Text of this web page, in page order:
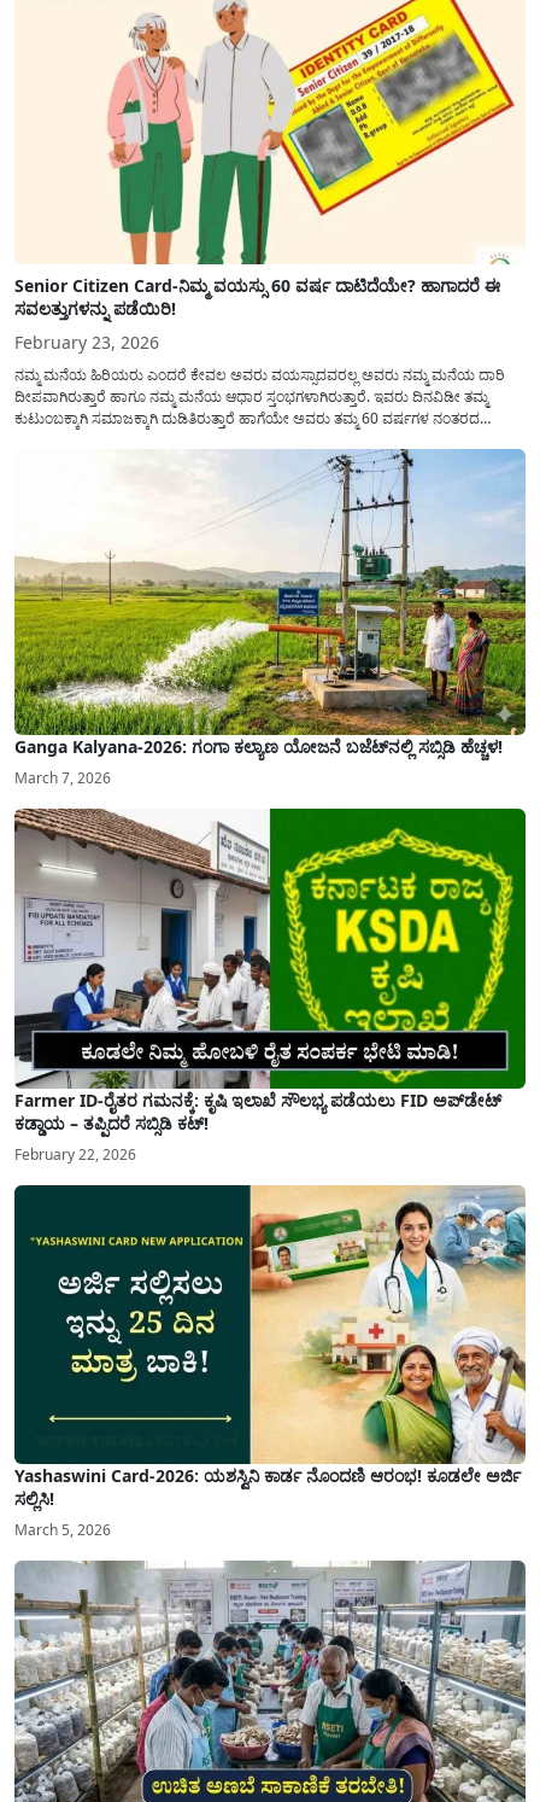
Senior Citizen Card-ನಿಮ್ಮ ವಯಸ್ಸು 60 ವರ್ಷ ದಾಟಿದೆಯೇ? ಹಾಗಾದರೆ ಈ
ಸವಲತ್ತುಗಳನ್ನು ಪಡೆಯಿರಿ!
February 23, 2026
ನಮ್ಮ ಮನೆಯ ಹಿರಿಯರು ಎಂದರೆ ಕೇವಲ ಅವರು ವಯಸ್ಸಾದವರಲ್ಲ ಅವರು ನಮ್ಮ ಮನೆಯ ದಾರಿ
ದೀಪವಾಗಿರುತ್ತಾರೆ ಹಾಗೂ ನಮ್ಮ ಮನೆಯ ಆಧಾರ ಸ್ತಂಭಗಳಾಗಿರುತ್ತಾರೆ. ಇವರು ದಿನವಿಡೀ ತಮ್ಮ
ಕುಟುಂಬಕ್ಕಾಗಿ ಸಮಾಜಕ್ಕಾಗಿ ದುಡಿತಿರುತ್ತಾರೆ ಹಾಗೆಯೇ ಅವರು ತಮ್ಮ 60 ವರ್ಷಗಳ ನಂತರದ
Ganga Kalyana-2026: ಗಂಗಾ ಕಲ್ಯಾಣ ಯೋಜನೆ ಬಜೆಟ್‌ನಲ್ಲಿ ಸಬ್ಸಿಡಿ ಹೆಚ್ಚಳ!
March 7, 2026
Farmer ID-ರೈತರ ಗಮನಕ್ಕೆ: ಕೃಷಿ ಇಲಾಖೆ ಸೌಲಭ್ಯ ಪಡೆಯಲು FID ಅಪ್‌ಡೇಟ್
ಕಡ್ಡಾಯ – ತಪ್ಪಿದರೆ ಸಬ್ಸಿಡಿ ಕಟ್!
February 22, 2026
Yashaswini Card-2026: ಯಶಸ್ವಿನಿ ಕಾರ್ಡ ನೊಂದಣಿ ಆರಂಭ! ಕೂಡಲೇ ಅರ್ಜಿ
ಸಲ್ಲಿಸಿ!
March 5, 2026